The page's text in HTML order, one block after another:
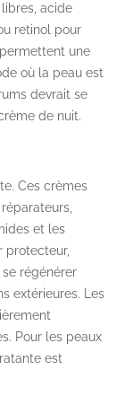
acide
retinol pour
une
où la peau est
devrait se
de nuit.
Ces crèmes
et les
protecteur,
régénérer
extérieures. Les
Pour les peaux
est